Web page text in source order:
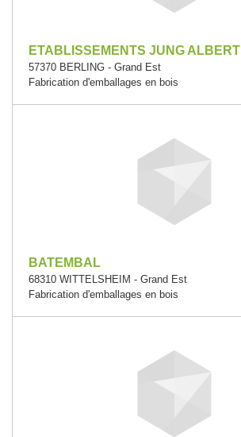
ETABLISSEMENTS JUNG ALBERT
57370 BERLING - Grand Est
Fabrication d'emballages en bois
BATEMBAL
68310 WITTELSHEIM - Grand Est
Fabrication d'emballages en bois